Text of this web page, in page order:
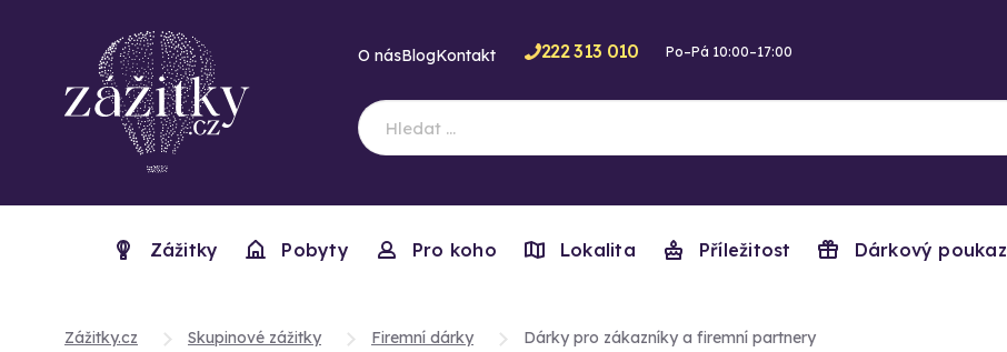
O násBlogKontakt 222 313 010 Po–Pá 10:00–17:00
Zážitky Pobyty Pro koho Lokalita Příležitost Dárkový poukaz
Zážitky.cz Skupinové zážitky Firemní dárky Dárky pro zákazníky a firemní partnery